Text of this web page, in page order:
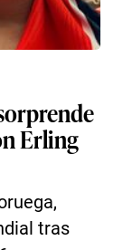
Erling
tras